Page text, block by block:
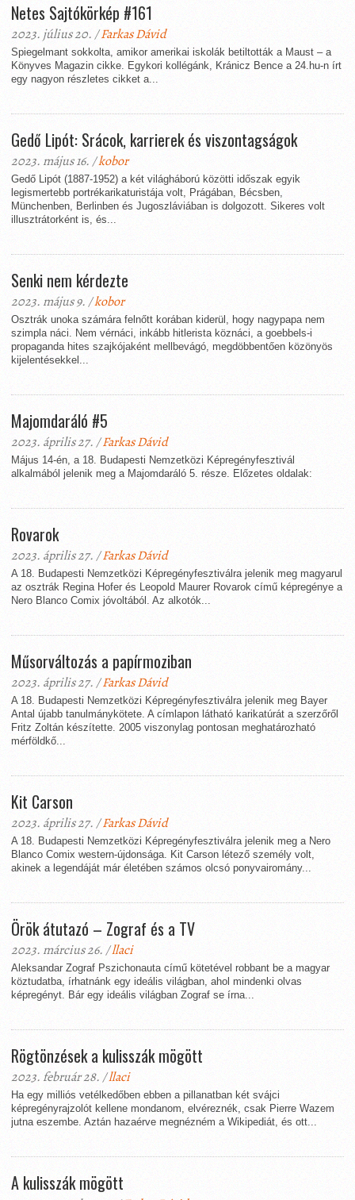
Netes Sajtókörkép #161
2023. július 20. /Farkas Dávid
Spiegelmant sokkolta, amikor amerikai iskolák betiltották a Maust – a
Könyves Magazin cikke. Egykori kollégánk, Kránicz Bence a 24.hu-n írt
egy nagyon részletes cikket a...
Gedő Lipót: Srácok, karrierek és viszontagságok
2023. május 16. /kobor
Gedő Lipót (1887-1952) a két világháború közötti időszak egyik
legismertebb portrékarikaturistája volt, Prágában, Bécsben,
Münchenben, Berlinben és Jugoszláviában is dolgozott. Sikeres volt
illusztrátorként is, és...
Senki nem kérdezte
2023. május 9. /kobor
Osztrák unoka számára felnőtt korában kiderül, hogy nagypapa nem
szimpla náci. Nem vérnáci, inkább hitlerista köznáci, a goebbels-i
propaganda hites szajkójaként mellbevágó, megdöbbentően közönyös
kijelentésekkel...
Majomdaráló #5
2023. április 27. /Farkas Dávid
Május 14-én, a 18. Budapesti Nemzetközi Képregényfesztivál
alkalmából jelenik meg a Majomdaráló 5. része. Előzetes oldalak:
Rovarok
2023. április 27. /Farkas Dávid
A 18. Budapesti Nemzetközi Képregényfesztiválra jelenik meg magyarul
az osztrák Regina Hofer és Leopold Maurer Rovarok című képregénye a
Nero Blanco Comix jóvoltából. Az alkotók...
Műsorváltozás a papírmoziban
2023. április 27. /Farkas Dávid
A 18. Budapesti Nemzetközi Képregényfesztiválra jelenik meg Bayer
Antal újabb tanulmánykötete. A címlapon látható karikatúrát a szerzőről
Fritz Zoltán készítette. 2005 viszonylag pontosan meghatározható
mérföldkő...
Kit Carson
2023. április 27. /Farkas Dávid
A 18. Budapesti Nemzetközi Képregényfesztiválra jelenik meg a Nero
Blanco Comix western-újdonsága. Kit Carson létező személy volt,
akinek a legendáját már életében számos olcsó ponyvairomány...
Örök átutazó – Zograf és a TV
2023. március 26. /llaci
Aleksandar Zograf Pszichonauta című kötetével robbant be a magyar
köztudatba, írhatnánk egy ideális világban, ahol mindenki olvas
képregényt. Bár egy ideális világban Zograf se írna...
Rögtönzések a kulisszák mögött
2023. február 28. /llaci
Ha egy milliós vetélkedőben ebben a pillanatban két svájci
képregényrajzolót kellene mondanom, elvéreznék, csak Pierre Wazem
jutna eszembe. Aztán hazaérve megnézném a Wikipediát, és ott...
A kulisszák mögött